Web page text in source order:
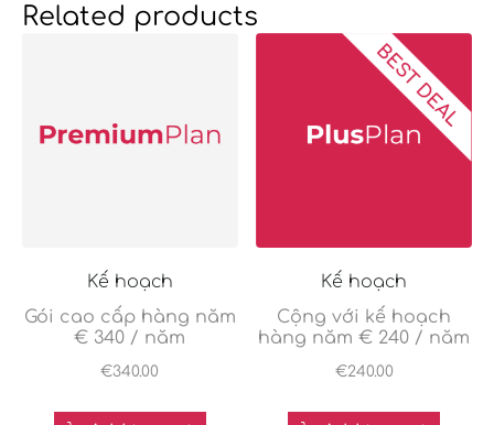
Related products
Kế hoạch
Gói cao cấp hàng năm
€ 340 / năm
€340.00
Kế hoạch
Cộng với kế hoạch
hàng năm € 240 / năm
€240.00